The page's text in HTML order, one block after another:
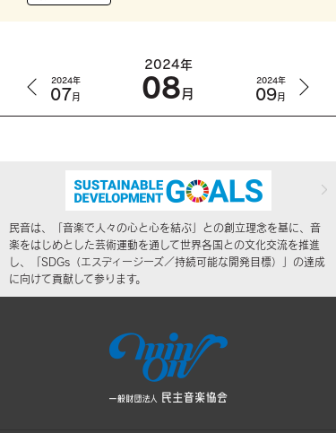
2024年
07月
2024年
08月
2024年
09月
民音は、「音楽で人々の心と心を結ぶ」との創立理念を基に、音
楽をはじめとした芸術運動を通して世界各国との文化交流を推進
し、「SDGs（エスディージーズ／持続可能な開発目標）」の達成
に向けて貢献して参ります。